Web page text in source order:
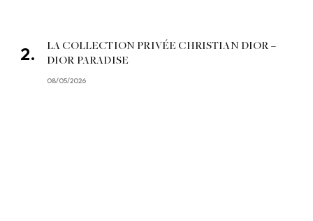
LA COLLECTION PRIVÉE CHRISTIAN DIOR –
DIOR PARADISE
08/05/2026